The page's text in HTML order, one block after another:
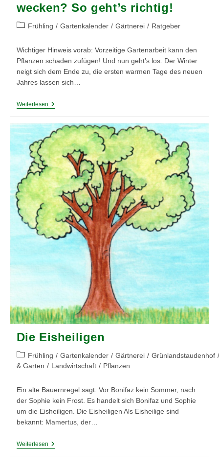
wecken? So geht’s richtig!
Beitrags-
Frühling / Gartenkalender / Gärtnerei / Ratgeber
Wichtiger Hinweis vorab: Vorzeitige Gartenarbeit kann den
Pflanzen schaden zufügen! Und nun geht’s los. Der Winter
neigt sich dem Ende zu, die ersten warmen Tage des neuen
Jahres lassen sich…
WeiterlesenPflanzen
Winterschlaf
Wecken?
So
Geht’s
Richtig!
Die Eisheiligen
Beitrags-
Kategorie:
Frühling / Gartenkalender / Gärtnerei / Grünlandstaudenhof /
& Garten / Landwirtschaft / Pflanzen
Ein alte Bauernregel sagt: Vor Bonifaz kein Sommer, nach
der Sophie kein Frost. Es handelt sich Bonifaz und Sophie
um die Eisheiligen. Die Eisheiligen Als Eisheilige sind
bekannt: Mamertus, der…
WeiterlesenDie